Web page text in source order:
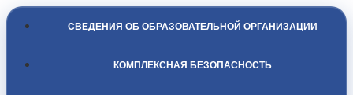
СВЕДЕНИЯ ОБ ОБРАЗОВАТЕЛЬНОЙ ОРГАНИЗАЦИИ
КОМПЛЕКСНАЯ БЕЗОПАСНОСТЬ